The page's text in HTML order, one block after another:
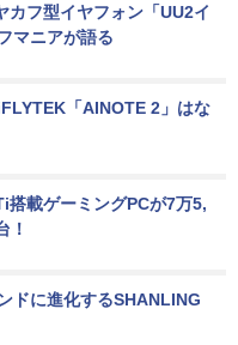
カフ型イヤフォン「UU2イ
マニアが語る
「AINOTE 2」はな
搭載ゲーミングPCが7万5,
！
ドに進化するSHANLING